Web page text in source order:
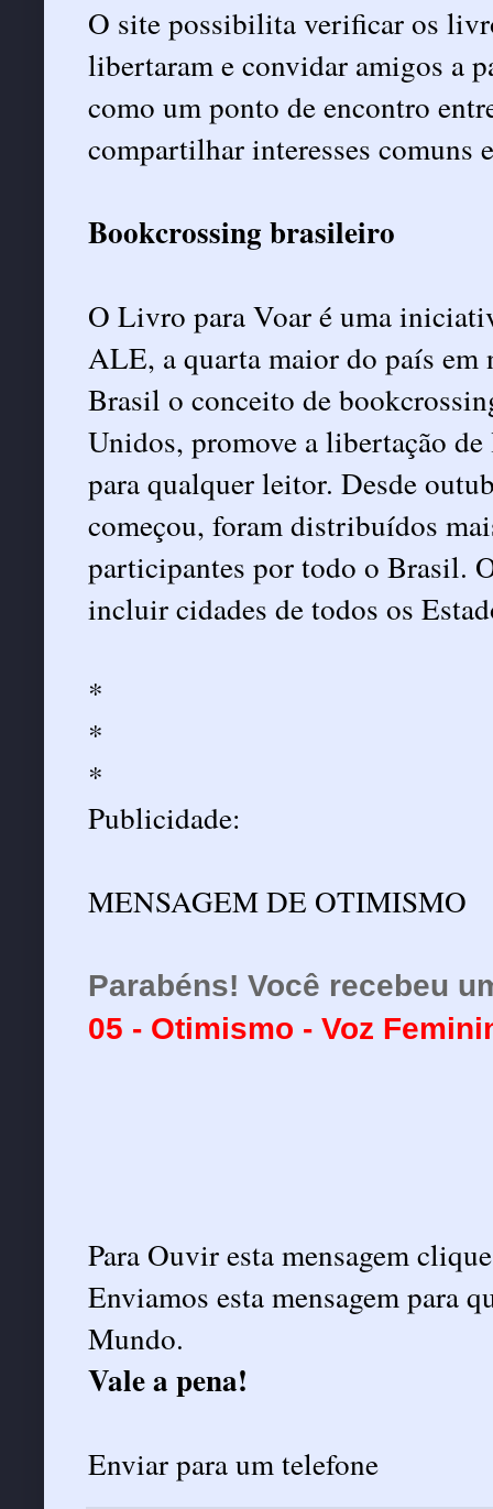
O site possibilita verificar os
libertaram e convidar amigos a
como um ponto de encontro
compartilhar interesses comuns
Bookcrossing brasileiro
O Livro para Voar é uma
ALE, a quarta maior do país em
Brasil o conceito de
Unidos, promove a libertação
para qualquer leitor. Desde
começou, foram distribuídos
participantes por todo o Brasil.
incluir cidades de todos os
*
*
*
Publicidade:
MENSAGEM DE OTIMISMO
Parabéns! Você recebeu
05 - Otimismo - Voz
Para Ouvir esta mensagem
Enviamos esta mensagem para
Mundo.
Vale a pena!
Enviar para um telefone